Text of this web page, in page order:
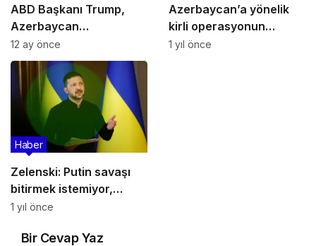
ABD Başkanı Trump,
Azerbaycan
Cumhurbaşkanı Aliyev’e
Beyaz Saray’ın sembolik
anahtarını takdim etti
12 ay önce
Azerbaycan’a yönelik
kirli operasyonun
arkasında Rus
1 yıl önce
Zelenski: Putin savaşı
bitirmek istemiyor,
Trump daha fazla baskı
Haber
1 yıl önce
Bir Cevap Yaz